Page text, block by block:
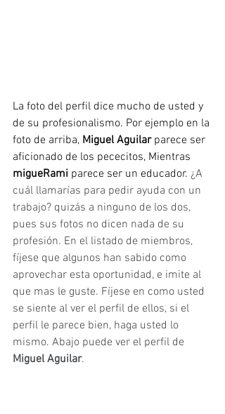
La foto del perfil dice mucho de usted y
de su profesionalismo. Por ejemplo en la
foto de arriba, Miguel Aguilar parece ser
aficionado de los pececitos, Mientras
migueRami parece ser un educador. ¿A
cuál llamarías para pedir ayuda con un
trabajo? quizás a ninguno de los dos,
pues sus fotos no dicen nada de su
profesión. En el listado de miembros,
fíjese que algunos han sabido como
aprovechar esta oportunidad, e imite al
que mas le guste. Fíjese en como usted
se siente al ver el perfil de ellos, si el
perfil le parece bien, haga usted lo
mismo. Abajo puede ver el perfil de
Miguel Aguilar.